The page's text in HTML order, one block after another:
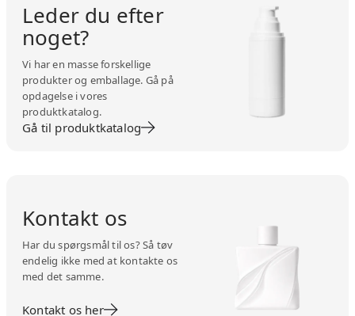
Leder du efter
noget?
Vi har en masse forskellige
produkter og emballage. Gå på
opdagelse i vores
produktkatalog.
Gå til produktkatalog
Kontakt os
Har du spørgsmål til os? Så tøv
endelig ikke med at kontakte os
med det samme.
Kontakt os her